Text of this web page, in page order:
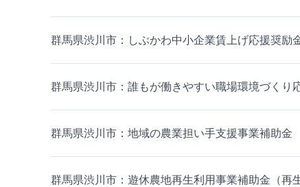
群馬県渋川市：しぶかわ中小企業賃上げ応援奨励
群馬県渋川市：誰もが働きやすい職場環境づくり
群馬県渋川市：地域の農業担い手支援事業補助金
群馬県渋川市：遊休農地再生利用事業補助金（再